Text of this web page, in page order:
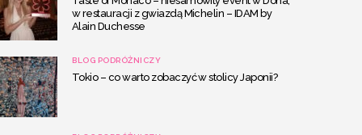
w restauracji z gwiazdą Michelin – IDAM by
Alain Duchesse
BLOG PODRÓŻNICZY
Tokio – co warto zobaczyć w stolicy Japonii?